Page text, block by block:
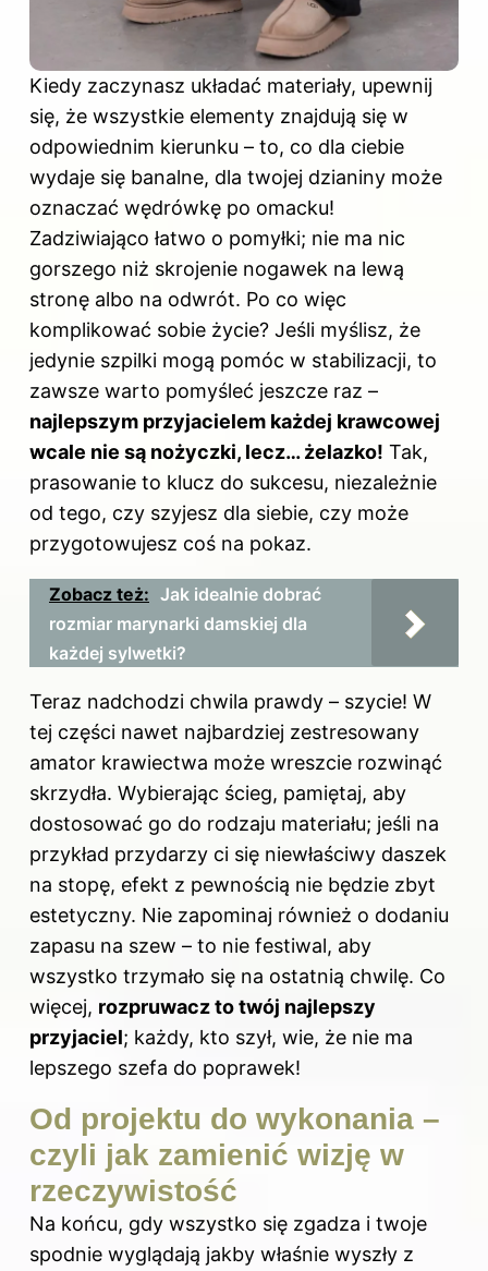
Kiedy zaczynasz układać materiały, upewnij
się, że wszystkie elementy znajdują się w
odpowiednim kierunku – to, co dla ciebie
wydaje się banalne, dla twojej dzianiny może
oznaczać wędrówkę po omacku!
Zadziwiająco łatwo o pomyłki; nie ma nic
gorszego niż skrojenie nogawek na lewą
stronę albo na odwrót. Po co więc
komplikować sobie życie? Jeśli myślisz, że
jedynie szpilki mogą pomóc w stabilizacji, to
zawsze warto pomyśleć jeszcze raz –
najlepszym przyjacielem każdej krawcowej
wcale nie są nożyczki, lecz… żelazko! Tak,
prasowanie to klucz do sukcesu, niezależnie
od tego, czy szyjesz dla siebie, czy może
przygotowujesz coś na pokaz.
Zobacz też: Jak idealnie dobrać
rozmiar marynarki damskiej dla
każdej sylwetki?
Teraz nadchodzi chwila prawdy – szycie! W
tej części nawet najbardziej zestresowany
amator krawiectwa może wreszcie rozwinąć
skrzydła. Wybierając ścieg, pamiętaj, aby
dostosować go do rodzaju materiału; jeśli na
przykład przydarzy ci się niewłaściwy daszek
na stopę, efekt z pewnością nie będzie zbyt
estetyczny. Nie zapominaj również o dodaniu
zapasu na szew – to nie festiwal, aby
wszystko trzymało się na ostatnią chwilę. Co
więcej, rozpruwacz to twój najlepszy
przyjaciel; każdy, kto szył, wie, że nie ma
lepszego szefa do poprawek!
Od projektu do wykonania –
czyli jak zamienić wizję w
rzeczywistość
Na końcu, gdy wszystko się zgadza i twoje
spodnie wyglądają jakby właśnie wyszły z